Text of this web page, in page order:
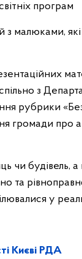
програм
з малюками,
з
рубрики
громади про
чи будівель,
та
у
Києві РДА